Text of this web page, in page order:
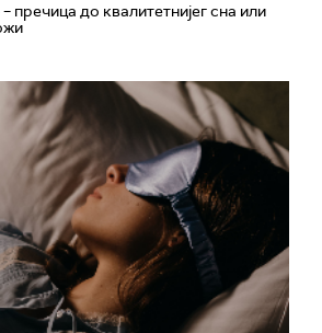
пречица до квалитетнијег сна или